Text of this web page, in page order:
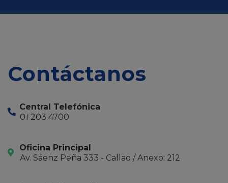
Contáctanos
Central Telefónica
01 203 4700
Oficina Principal
Av. Sáenz Peña 333 - Callao / Anexo: 212